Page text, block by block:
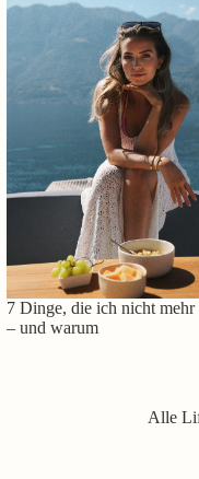
7 Dinge, die ich nicht mehr
– und warum
Alle